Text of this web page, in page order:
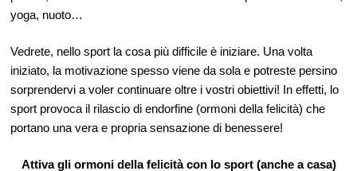
yoga, nuoto…
Vedrete, nello sport la cosa più difficile è iniziare. Una volta
iniziato, la motivazione spesso viene da sola e potreste persino
sorprendervi a voler continuare oltre i vostri obiettivi! In effetti, lo
sport provoca il rilascio di endorfine (ormoni della felicità) che
portano una vera e propria sensazione di benessere!
Attiva gli ormoni della felicità con lo sport (anche a casa)